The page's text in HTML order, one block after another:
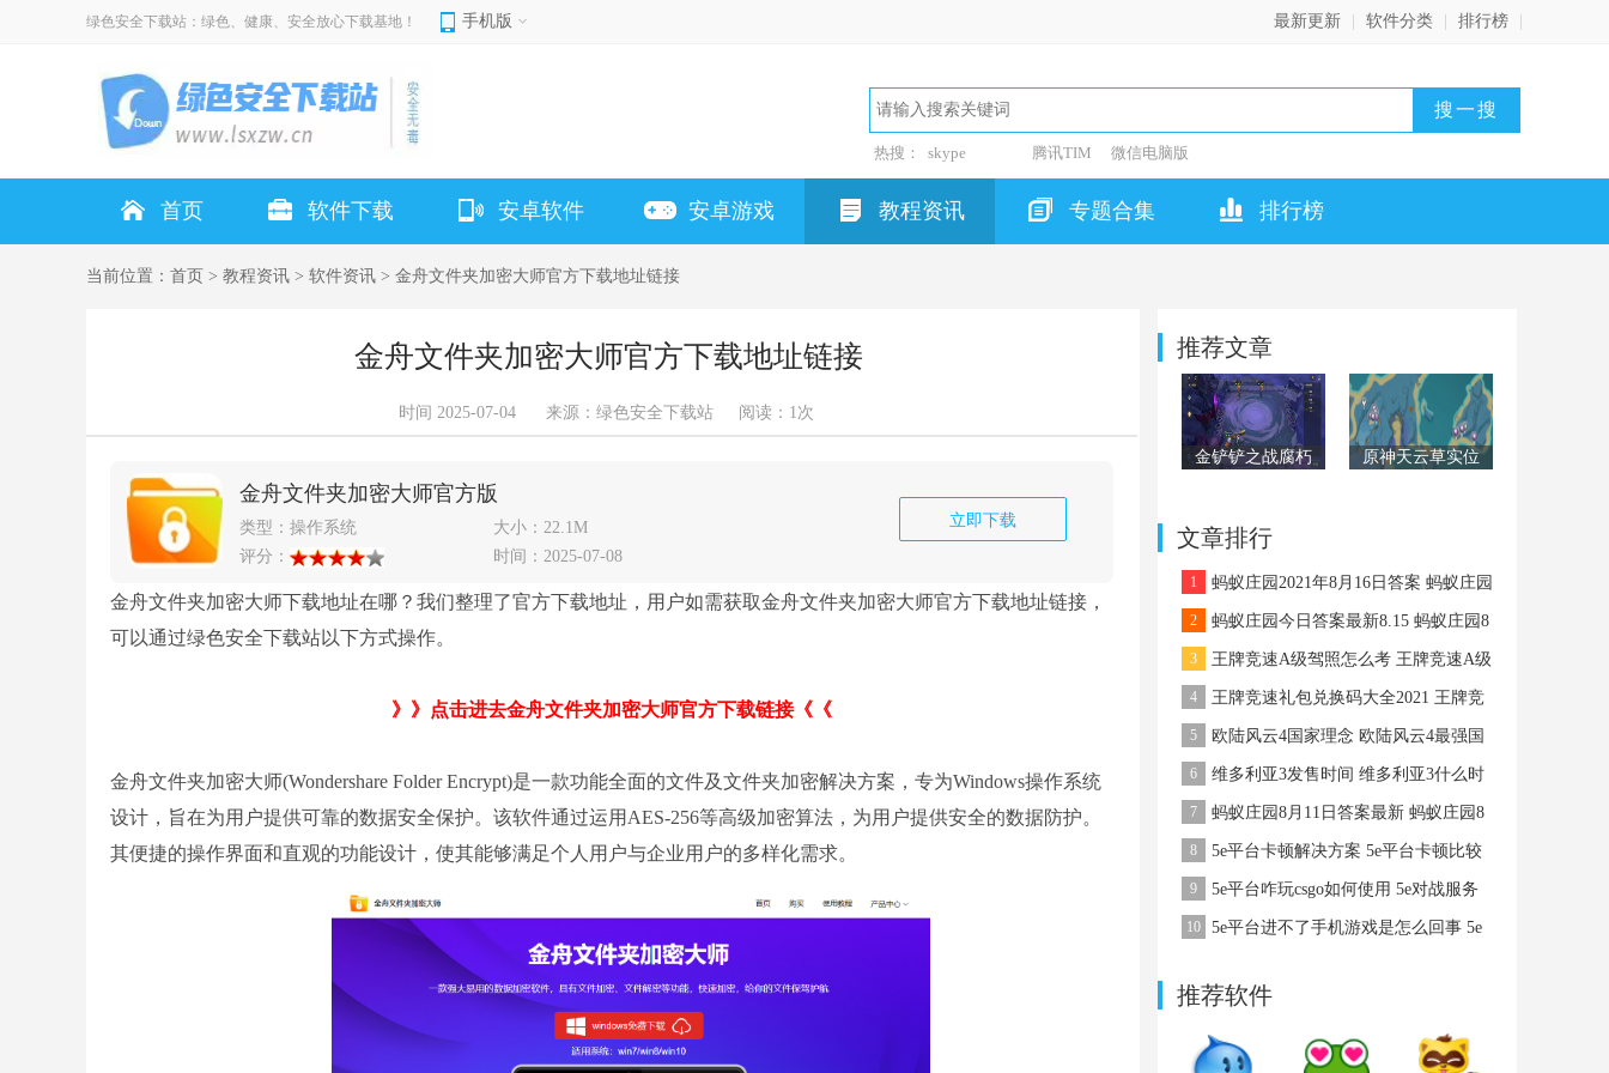
绿色安全下载站：绿色、健康、安全放心下载基地！ 手机版 最新更新 软件分类 排行榜
热搜： skype 腾讯TIM 微信电脑版
首页 软件下载 安卓软件 安卓游戏 教程资讯 专题合集 排行榜
当前位置： 首页 > 教程资讯 > 软件资讯 > 金舟文件夹加密大师官方下载地址链接
金舟文件夹加密大师官方下载地址链接
时间 2025-07-04 来源：绿色安全下载站 阅读： 1次
金舟文件夹加密大师官方版
类型： 操作系统
大小：22.1M
评分：
时间： 2025-07-08
立即下载
金舟文件夹加密大师下载地址在哪？我们整理了官方下载地址，用户如需获取金舟文件夹加密大师官方下载地址链接，
可以通过绿色安全下载站以下方式操作。
》》点击进去金舟文件夹加密大师官方下载链接《《
金舟文件夹加密大师(Wondershare Folder Encrypt)是一款功能全面的文件及文件夹加密解决方案，专为Windows操作系统
设计，旨在为用户提供可靠的数据安全保护。该软件通过运用AES-256等高级加密算法，为用户提供安全的数据防护。
其便捷的操作界面和直观的功能设计，使其能够满足个人用户与企业用户的多样化需求。
推荐文章
金铲铲之战腐朽
二关阵容通关攻
略
原神天云草实位
文章排行
1 蚂蚁庄园2021年8月16日答案 蚂蚁庄园
8月16日答案最新
2 蚂蚁庄园今日答案最新8.15 蚂蚁庄园8
月15日答案最新
3 王牌竞速A级驾照怎么考 王牌竞速A级
驾照怎么考
4 王牌竞速礼包兑换码大全2021 王牌竞
速礼包码
5 欧陆风云4国家理念 欧陆风云4最强国
家理念
6 维多利亚3发售时间 维多利亚3什么时
候出
7 蚂蚁庄园8月11日答案最新 蚂蚁庄园8
月11日答案最新
8 5e平台卡顿解决方案 5e平台卡顿比较
严重该怎么办
9 5e平台咋玩csgo如何使用 5e对战服务
平台咋玩csgo
10 5e平台进不了手机游戏是怎么回事 5e
推荐软件